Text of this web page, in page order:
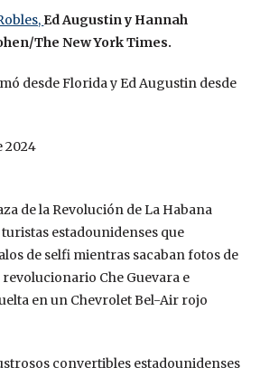
Ed Augustiny Hannah
The New York Times.
desde Florida y Ed Augustin desde
2024
de la Revolución de La Habana
estadounidenses que
de selfi mientras sacaban fotos de
Che Guevara e
en un Chevrolet Bel-Air rojo
convertibles estadounidenses